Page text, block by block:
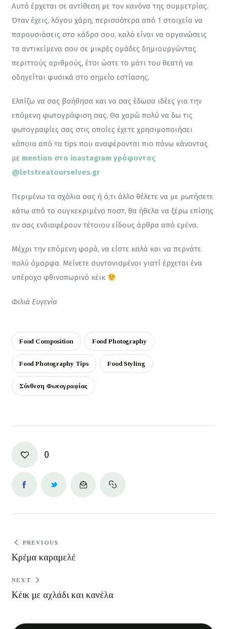
Αυτό έρχεται σε αντίθεση με τον κανόνα της συμμετρίας.
Όταν έχεις, λόγου χάρη, περισσότερα από 1 στοιχεία να
παρουσιάσεις στο κάδρο σου, καλό είναι να οργανώσεις
τα αντικείμενα σου σε μικρές ομάδες δημιουργώντας
περιττούς αριθμούς, έτσι ώστε το μάτι του θεατή να
οδηγείται φυσικά στο σημείο εστίασης.
Ελπίζω να σας βοήθησα και να σας έδωσα ιδέες για την
επόμενη φωτογράφιση σας. Θα χαρώ πολύ να δω τις
φωτογραφίες σας στις οποίες έχετε χρησιμοποιήσει
κάποια από τα tips που αναφέρονται πιο πάνω κάνοντας
με mention στο inastagram γράφοντας
@letstreatourselves.gr
Περιμένω τα σχόλια σας ή ό,τι άλλο θέλετε να με ρωτήσετε
κάτω από το συγκεκριμένο ποστ, θα ήθελα να ξέρω επίσης
αν σας ενδιαφέρουν τέτοιου είδους άρθρα από εμένα.
Μέχρι την επόμενη φορά, να είστε καλά και να περνάτε
πολύ όμορφα. Μείνετε συντονισμένοι γιατί έρχεται ένα
υπέροχο φθινοπωρινό κέικ
Φιλιά Ευγενία
Food Composition Food Photography
Food Photography Tips Food Styling
Σύνθεση Φωτογραφίας
0
PREVIOUS
Κρέμα καραμελέ
NEXT
Κέικ με αχλάδι και κανέλα